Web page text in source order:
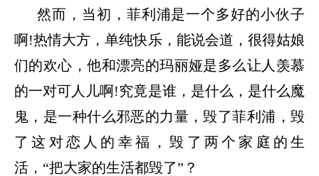
然而，当初，菲利浦是一个多好的小伙子
啊!热情大方，单纯快乐，能说会道，很得姑娘
们的欢心，他和漂亮的玛丽娅是多么让人羡慕
的一对可人儿啊!究竟是谁，是什么，是什么魔
鬼，是一种什么邪恶的力量，毁了菲利浦，毁
了这对恋人的幸福，毁了两个家庭的生
活，“把大家的生活都毁了”？